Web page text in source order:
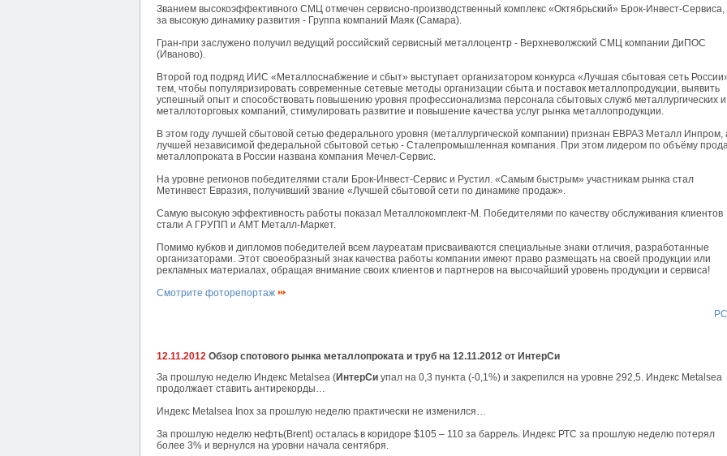
Званием высокоэффективного СМЦ отмечен сервисно-производственный комплекс «Октябрьский» Брок-Инвест-Сервиса,
за высокую динамику развития - Группа компаний Маяк (Самара).
Гран-при заслужено получил ведущий российский сервисный металлоцентр - Верхневолжский СМЦ компании ДиПОС
(Иваново).
Второй год подряд ИИС «Металлоснабжение и сбыт» выступает организатором конкурса «Лучшая сбытовая сеть
тем, чтобы популяризировать современные сетевые методы организации сбыта и поставок металлопродукции, выявить
успешный опыт и способствовать повышению уровня профессионализма персонала сбытовых служб металлургических и
металлоторговых компаний, стимулировать развитие и повышение качества услуг рынка металлопродукции.
В этом году лучшей сбытовой сетью федерального уровня (металлургической компании) признан ЕВРАЗ Металл Инпром,
лучшей независимой федеральной сбытовой сетью - Сталепромышленная компания. При этом лидером по объёму
металлопроката в России названа компания Мечел-Сервис.
На уровне регионов победителями стали Брок-Инвест-Сервис и Рустил. «Самым быстрым» участникам рынка стал
Метинвест Евразия, получивший звание «Лучшей сбытовой сети по динамике продаж».
Самую высокую эффективность работы показал Металлокомплект-М. Победителями по качеству обслуживания клиентов
стали А ГРУПП и АМТ Металл-Маркет.
Помимо кубков и дипломов победителей всем лауреатам присваиваются специальные знаки отличия, разработанные
организаторами. Этот своеобразный знак качества работы компании имеют право размещать на своей продукции или
рекламных материалах, обращая внимание своих клиентов и партнеров на высочайший уровень продукции и сервиса!
Смотрите фоторепортаж
12.11.2012 Обзор спотового рынка металлопроката и труб на 12.11.2012 от ИнтерСи
За прошлую неделю Индекс Metalsea (ИнтерСи упал на 0,3 пункта (-0,1%) и закрепился на уровне 292,5. Индекс Metalsea
продолжает ставить антирекорды…
Индекс Metalsea Inox за прошлую неделю практически не изменился…
За прошлую неделю нефть(Brent) осталась в коридоре $105 – 110 за баррель. Индекс РТС за прошлую неделю потерял
более 3% и вернулся на уровни начала сентября.